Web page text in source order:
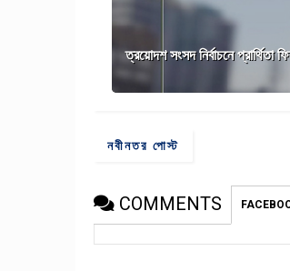
ত্রয়োদশ সংসদ নির্বাচনে প্রার্থিতা
নবীনতর পোস্ট
COMMENTS